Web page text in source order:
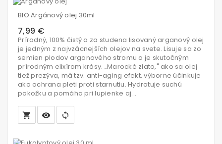
do
košíka
BIO Argánový olej 30ml
7,99 €
Prírodný, 100% čistý a za studena lisovaný arganový olej
je jedným z najvzácnejších olejov na svete. Lisuje sa zo
semien plodov arganového stromu a je skutočným
prírodným elixírom krásy. „Marocké zlato," ako sa olej
tiež prezýva, má tzv. anti-aging efekt, výborne účinkuje
ako ochrana pleti proti starnutiu. Hydratuje suchú
pokožku a pomáha pri lupienke aj...
local_grocery_store visibility sync